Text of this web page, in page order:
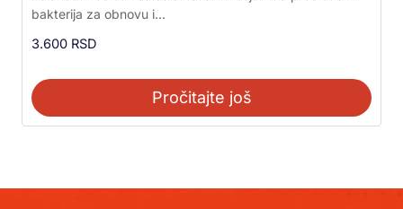
5.00
od 5
bakterija za obnovu i...
3.600 RSD
Pročitajte još